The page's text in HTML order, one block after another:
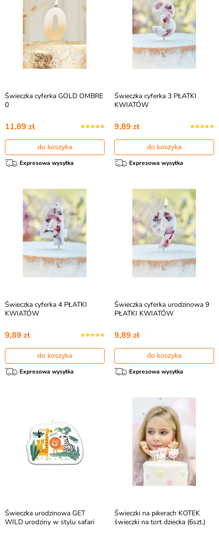
Świeczka cyferka GOLD OMBRE
0
11,89 zł
do koszyka
Expresowa wysyłka
Świeczka cyferka 3 PŁATKI
KWIATÓW
9,89 zł
do koszyka
Expresowa wysyłka
Świeczka cyferka 4 PŁATKI
KWIATÓW
9,89 zł
do koszyka
Expresowa wysyłka
Świeczka cyferka urodzinowa 9
PŁATKI KWIATÓW
9,89 zł
do koszyka
Expresowa wysyłka
Świeczka urodzinowa GET
WILD urodziny w stylu safari
Świeczki na pikerach KOTEK
świeczki na tort dziecka (6szt.)